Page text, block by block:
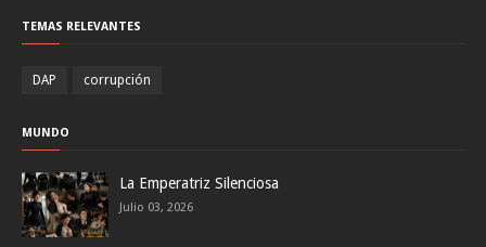
TEMAS RELEVANTES
DAP corrupción
MUNDO
La Emperatriz Silenciosa
Julio 03, 2026